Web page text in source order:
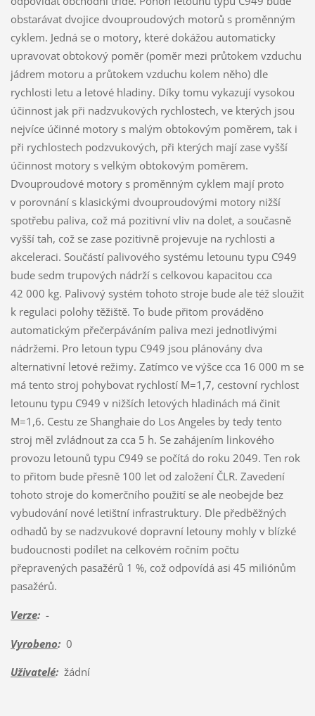
obstarávat dvojice dvouproudových motorů s proměnným
cyklem. Jedná se o motory, které dokážou automaticky
upravovat obtokový poměr (poměr mezi průtokem vzduchu
jádrem motoru a průtokem vzduchu kolem něho) dle
rychlosti letu a letové hladiny. Díky tomu vykazují vysokou
účinnost jak při nadzvukových rychlostech, ve kterých jsou
nejvíce účinné motory s malým obtokovým poměrem, tak i
při rychlostech podzvukových, při kterých mají zase vyšší
účinnost motory s velkým obtokovým poměrem.
Dvouproudové motory s proměnným cyklem mají proto
v porovnání s klasickými dvouproudovými motory nižší
spotřebu paliva, což má pozitivní vliv na dolet, a současně
vyšší tah, což se zase pozitivně projevuje na rychlosti a
akceleraci. Součástí palivového systému letounu typu C949
bude sedm trupových nádrží s celkovou kapacitou cca
42 000 kg. Palivový systém tohoto stroje bude ale též sloužit
k regulaci polohy těžiště. To bude přitom prováděno
automatickým přečerpáváním paliva mezi jednotlivými
nádržemi. Pro letoun typu C949 jsou plánovány dva
alternativní letové režimy. Zatímco ve výšce cca 16 000 m se
má tento stroj pohybovat rychlostí M=1,7, cestovní rychlost
letounu typu C949 v nižších letových hladinách má činit
M=1,6. Cestu ze Shanghaie do Los Angeles by tedy tento
stroj měl zvládnout za cca 5 h. Se zahájením linkového
provozu letounů typu C949 se počítá do roku 2049. Ten rok
to přitom bude přesně 100 let od založení ČLR. Zavedení
tohoto stroje do komerčního použití se ale neobejde bez
vybudování nové letištní infrastruktury. Dle předběžných
odhadů by se nadzvukové dopravní letouny mohly v blízké
budoucnosti podílet na celkovém ročním počtu
přepravených pasažérů 1 %, což odpovídá asi 45 miliónům
pasažérů.
Verze:-
Vyrobeno:0
Uživatelé:žádní